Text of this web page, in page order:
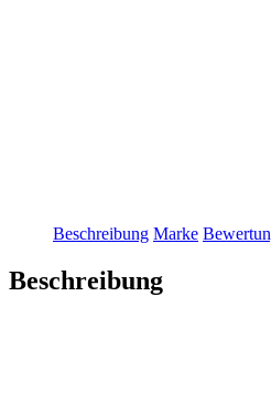
Beschreibung Marke
Beschreibung